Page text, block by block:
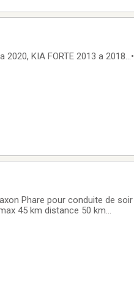
KIA FORTE 2013 a 2018...•
Phare pour conduite de soir
45 km distance 50 km